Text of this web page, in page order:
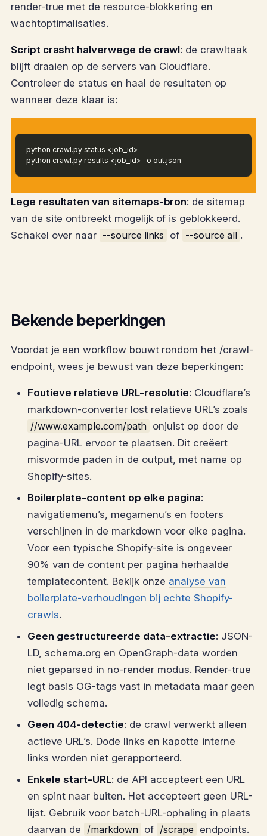
render-true met de resource-blokkering en
wachtoptimalisaties.
Script crasht halverwege de crawl: de crawltaak
blijft draaien op de servers van Cloudflare.
Controleer de status en haal de resultaten op
wanneer deze klaar is:
python crawl.py status <job_id>
python crawl.py results <job_id> -o out.json
Lege resultaten van sitemaps-bron: de sitemap
van de site ontbreekt mogelijk of is geblokkeerd.
Schakel over naar --source links of --source all .
Bekende beperkingen
Voordat je een workflow bouwt rondom het /crawl-
endpoint, wees je bewust van deze beperkingen:
Foutieve relatieve URL-resolutie: Cloudflare’s
markdown-converter lost relatieve URL’s zoals
//www.example.com/path onjuist op door de
pagina-URL ervoor te plaatsen. Dit creëert
misvormde paden in de output, met name op
Shopify-sites.
Boilerplate-content op elke pagina:
navigatiemenu’s, megamenu’s en footers
verschijnen in de markdown voor elke pagina.
Voor een typische Shopify-site is ongeveer
90% van de content per pagina herhaalde
templatecontent. Bekijk onze analyse van
boilerplate-verhoudingen bij echte Shopify-
crawls.
Geen gestructureerde data-extractie: JSON-
LD, schema.org en OpenGraph-data worden
niet geparsed in no-render modus. Render-true
legt basis OG-tags vast in metadata maar geen
volledig schema.
Geen 404-detectie: de crawl verwerkt alleen
actieve URL’s. Dode links en kapotte interne
links worden niet gerapporteerd.
Enkele start-URL: de API accepteert een URL
en spint naar buiten. Het accepteert geen URL-
lijst. Gebruik voor batch-URL-ophaling in plaats
daarvan de /markdown of /scrape endpoints.